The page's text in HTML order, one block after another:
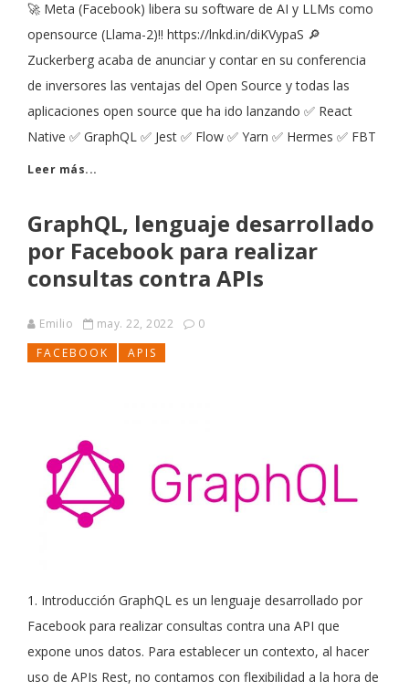
🚀 Meta (Facebook) libera su software de AI y LLMs como
opensource (Llama-2)!! https://lnkd.in/diKVypaS 🔎
Zuckerberg acaba de anunciar y contar en su conferencia
de inversores las ventajas del Open Source y todas las
aplicaciones open source que ha ido lanzando ✅ React
Native ✅ GraphQL ✅ Jest ✅ Flow ✅ Yarn ✅ Hermes ✅ FBT
Leer más...
GraphQL, lenguaje desarrollado
por Facebook para realizar
consultas contra APIs
Emilio may. 22, 2022
0
FACEBOOK
APIS
1. Introducción GraphQL es un lenguaje desarrollado por
Facebook para realizar consultas contra una API que
expone unos datos. Para establecer un contexto, al hacer
uso de APIs Rest, no contamos con flexibilidad a la hora de